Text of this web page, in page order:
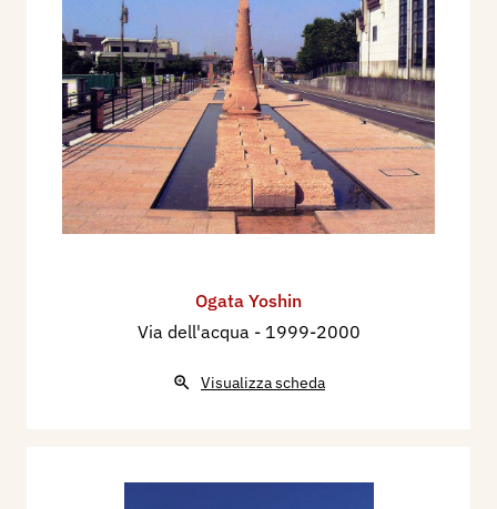
Ogata Yoshin
Via dell'acqua - 1999-2000
Visualizza scheda